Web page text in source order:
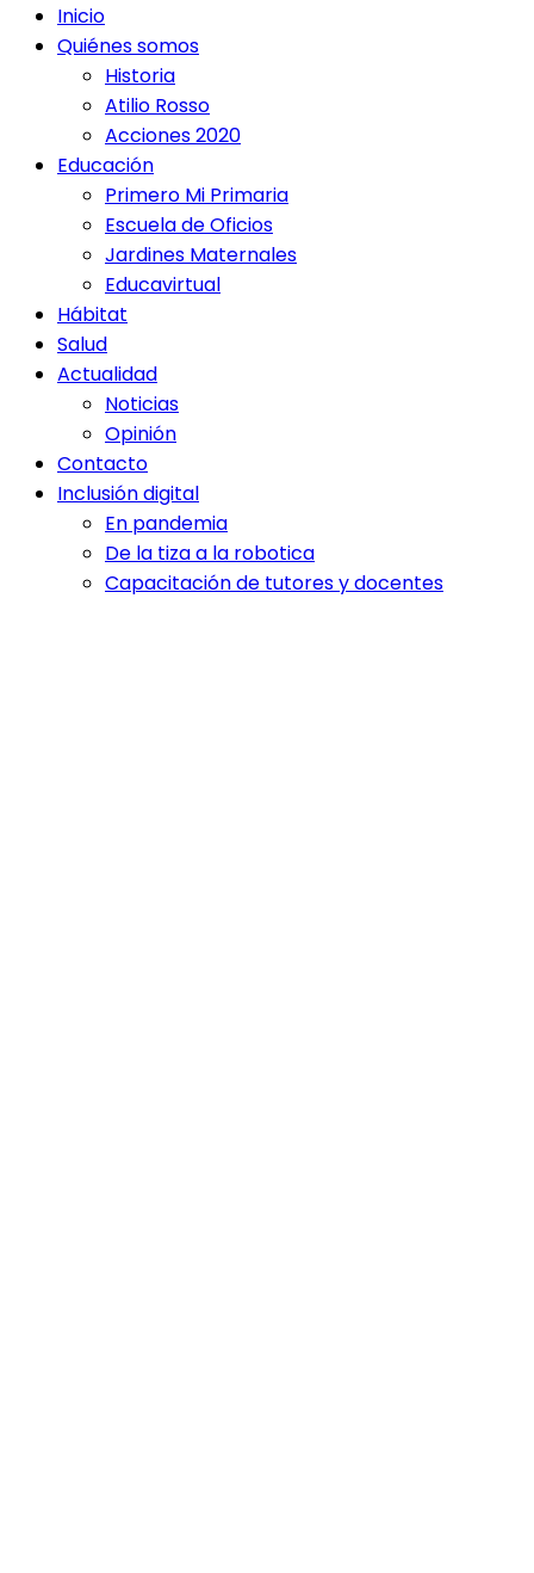
Inicio
Quiénes somos
Historia
Atilio Rosso
Acciones 2020
Educación
Primero Mi Primaria
Escuela de Oficios
Jardines Maternales
Educavirtual
Hábitat
Salud
Actualidad
Noticias
Opinión
Contacto
Inclusión digital
En pandemia
De la tiza a la robotica
Capacitación de tutores y docentes